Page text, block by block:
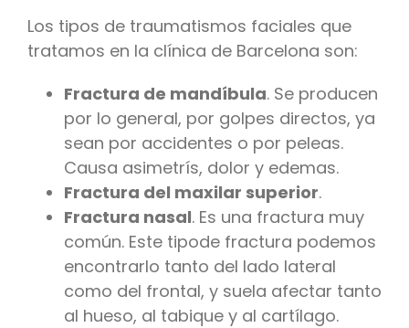
Los tipos de traumatismos faciales que
tratamos en la clínica de Barcelona son:
Fractura de mandíbula. Se producen
por lo general, por golpes directos, ya
sean por accidentes o por peleas.
Causa asimetrís, dolor y edemas.
Fractura del maxilar superior.
Fractura nasal. Es una fractura muy
común. Este tipode fractura podemos
encontrarlo tanto del lado lateral
como del frontal, y suela afectar tanto
al hueso, al tabique y al cartílago.